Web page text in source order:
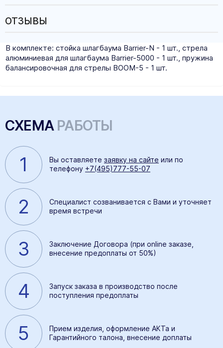
ОТЗЫВЫ
В комплекте: стойка шлагбаума Barrier-N - 1 шт., стрела
алюминиевая для шлагбаума Barrier-5000 - 1 шт., пружина
балансировочная для стрелы BOOM-5 - 1 шт.
СХЕМА РАБОТЫ
1 Вы оставляете заявку на сайте или по
телефону +7(495)777-55-07
2
Специалист созванивается с Вами и уточняет
время встречи
3
Заключение Договора (при online заказе,
внесение предоплаты от 50%)
4
Запуск заказа в производство после
поступления предоплаты
5
Прием изделия, оформление АКТа и
Гарантийного талона, внесение доплаты